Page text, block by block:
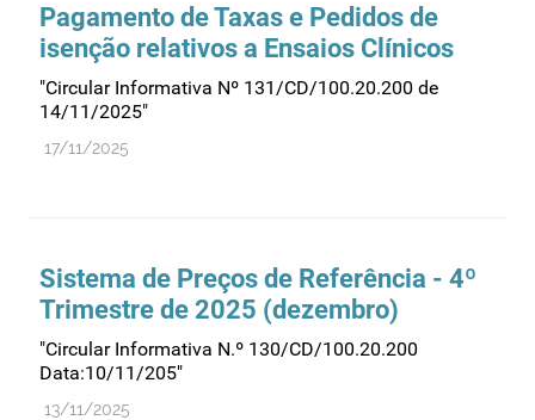
Pagamento de Taxas e Pedidos de
isenção relativos a Ensaios Clínicos
"Circular Informativa Nº 131/CD/100.20.200 de
14/11/2025"
17/11/2025
Sistema de Preços de Referência - 4º
Trimestre de 2025 (dezembro)
"Circular Informativa N.º 130/CD/100.20.200
Data:10/11/205"
13/11/2025